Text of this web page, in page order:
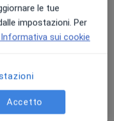
le tue
impostazioni. Per
Informativa sui cookie
Accetto